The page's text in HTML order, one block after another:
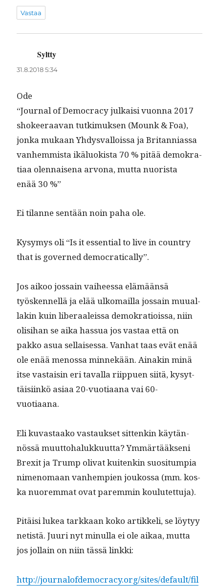
Vastaa
Syltty
31.8.2018 5:34
Ode
“Jour­nal of Democ­ra­cy julka­isi vuon­na 2017
shokeer­aa­van tutkimuk­sen (Mounk & Foa),
jon­ka mukaan Yhdys­val­lois­sa ja Bri­tan­ni­as­sa
van­hem­mista ikälu­ok­ista 70 % pitää demokra­
ti­aa olen­naise­na arvona, mut­ta nuorista
enää 30 %”
Ei tilanne sen­tään noin paha ole.
Kysymys oli “Is it essen­tial to live in coun­try
that is gov­erned democratically”.
Jos aikoo jos­sain vai­heessa elämään­sä
työsken­nel­lä ja elää ulko­mail­la jos­sain muual­
lakin kuin lib­er­aaleis­sa demokra­tiois­sa, niin
olisi­han se aika has­sua jos vas­taa että on
pakko asua sel­l­aises­sa. Van­hat taas evät enää
ole enää menos­sa min­nekään. Ainakin minä
itse vas­taisin eri taval­la riip­puen siitä, kysyt­
täisi­inkö asi­aa 20-vuo­ti­aana vai 60-
vuotiaana.
Eli kuvas­taako vas­tauk­set sit­tenkin käytän­
nössä muut­to­halukku­ut­ta? Ymmärtääk­seni
Brex­it ja Trump oli­vat kuitenkin suosi­tumpia
nimeno­maan van­hempi­en joukos­sa (mm. kos­
ka nuorem­mat ovat parem­min koulutettuja).
Pitäisi lukea tarkkaan koko artikke­li, se löy­tyy
netistä. Juuri nyt min­ul­la ei ole aikaa, mut­ta
jos jol­lain on niin tässä linkki:
http://journalofdemocracy.org/sites/default/fil